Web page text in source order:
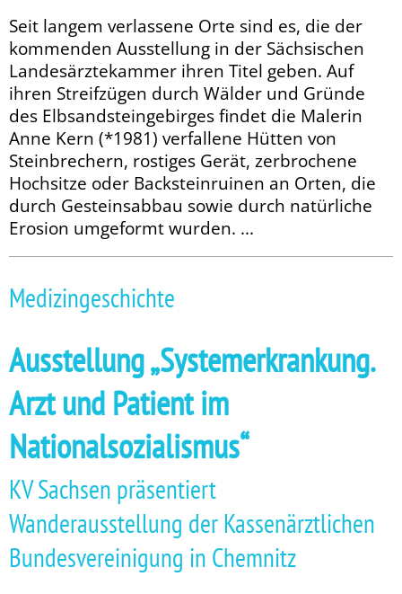
Seit langem verlassene Orte sind es, die der
kommenden Ausstellung in der Sächsischen
Landesärztekammer ihren Titel geben. Auf
ihren Streifzügen durch Wälder und Gründe
des Elbsandsteingebirges findet die Malerin
Anne Kern (*1981) verfallene Hütten von
Steinbrechern, rostiges Gerät, zerbrochene
Hochsitze oder Backsteinruinen an Orten, die
durch Gesteinsabbau sowie durch natürliche
Erosion umgeformt wurden. ...
Medizingeschichte
Ausstellung „Systemerkrankung.
Arzt und Patient im
Nationalsozialismus“
KV Sachsen präsentiert
Wanderausstellung der Kassenärztlichen
Bundesvereinigung in Chemnitz